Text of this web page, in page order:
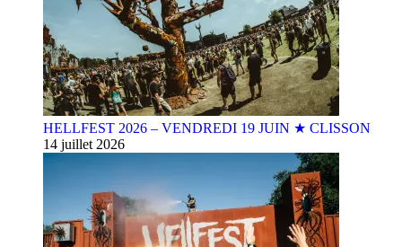
HELLFEST 2026 – VENDREDI 19 JUIN ★ CLISSON
14 juillet 2026